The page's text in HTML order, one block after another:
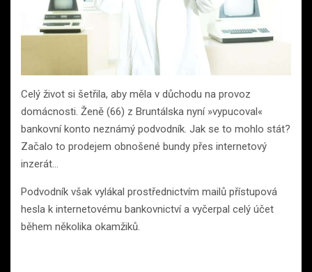
Celý život si šetřila, aby měla v důchodu na provoz
domácnosti. Ženě (66) z Bruntálska nyní »vypucoval«
bankovní konto neznámý podvodník. Jak se to mohlo stát?
Začalo to prodejem obnošené bundy přes internetový
inzerát…
Podvodník však vylákal prostřednictvím mailů přístupová
hesla k internetovému bankovnictví a vyčerpal celý účet
během několika okamžiků.